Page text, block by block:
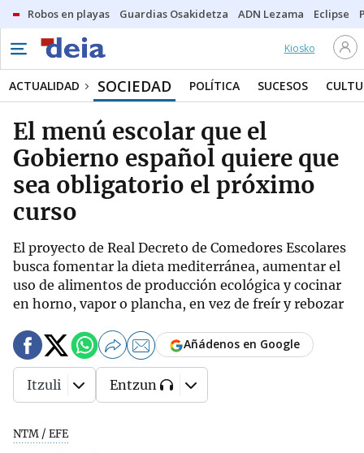
Robos en playas Guardias Osakidetza ADN Lezama Eclipse
Kiosko
ACTUALIDAD SOCIEDAD POLÍTICA SUCESOS
El menú escolar que el
Gobierno español quiere que
sea obligatorio el próximo
curso
El proyecto de Real Decreto de Comedores Escolares
busca fomentar la dieta mediterránea, aumentar el
uso de alimentos de producción ecológica y cocinar
en horno, vapor o plancha, en vez de freír y rebozar
NTM / EFE
Añádenos en Google
Itzuli Entzun